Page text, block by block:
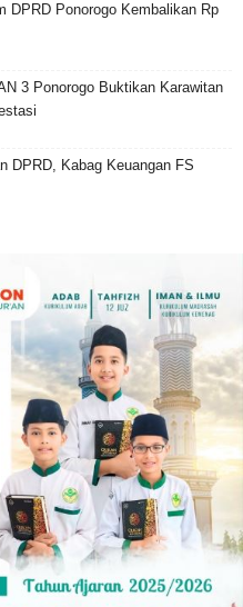
DPRD Ponorogo Kembalikan Rp
3 Ponorogo Buktikan Karawitan
DPRD, Kabag Keuangan FS